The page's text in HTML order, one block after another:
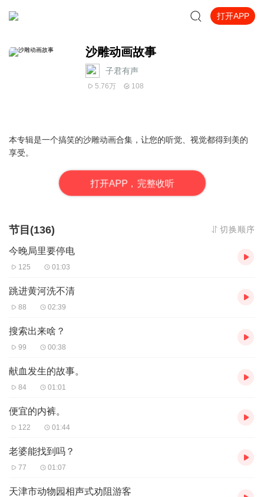
打开APP
沙雕动画故事
子君有声
5.76万 108
本专辑是一个搞笑的沙雕动画合集，让您的听觉、视觉都得到美的
享受。
打开APP，完整收听
节目(136) 切换顺序
今晚局里要停电
125 01:03
跳进黄河洗不清
88 02:39
搜索出来啥？
99 00:38
献血发生的故事。
84 01:01
便宜的内裤。
122 01:44
老婆能找到吗？
77 01:07
天津市动物园相声式劝阻游客